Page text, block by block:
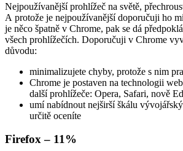
Nejpoužívanější prohlížeč na světě,
A protože je nejpoužívanější doporučuji ho
je něco špatně v Chrome, pak se dá
všech prohlížečích. Doporučuji v Chrome
důvodu:
minimalizujete chyby, protože s nim
Chrome je postaven na technologii
další prohlížeče: Opera, Safari, nově
umí nabídnout nejširší škálu
určitě oceníte
Firefox – 11%